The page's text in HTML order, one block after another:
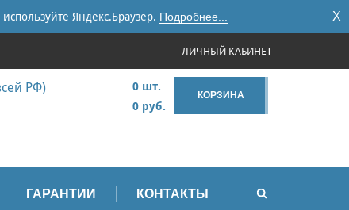
Яндекс.Браузер. Подробнее... X
ЛИЧНЫЙ КАБИНЕТ
РФ)
КОРЗИНА
0 шт.
0 руб.
ГАРАНТИИ КОНТАКТЫ